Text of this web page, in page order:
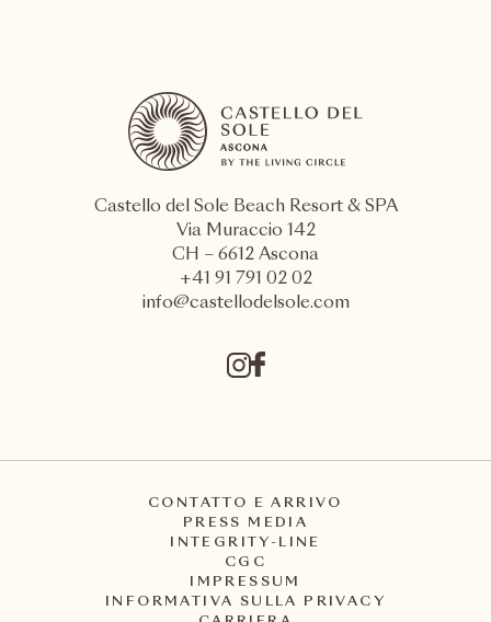
Castello del Sole Beach Resort & SPA
Via Muraccio 142
CH – 6612 Ascona
+41 91 791 02 02
info@castellodelsole.com
CONTATTO E ARRIVO
PRESS MEDIA
INTEGRITY-LINE
CGC
IMPRESSUM
INFORMATIVA SULLA PRIVACY